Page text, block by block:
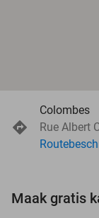
Colombes
Rue Albert